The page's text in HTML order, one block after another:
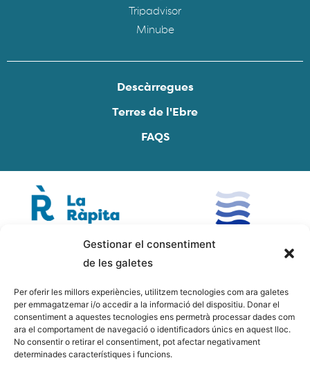
Gestionar el consentiment
de les galetes
Per oferir les millors experiències, utilitzem tecnologies com ara galetes
per emmagatzemar i/o accedir a la informació del dispositiu. Donar el
consentiment a aquestes tecnologies ens permetrà processar dades com
ara el comportament de navegació o identificadors únics en aquest lloc.
No consentir o retirar el consentiment, pot afectar negativament
determinades característiques i funcions.
Tripadvisor
Minube
Descàrregues
Terres de l'Ebre
FAQS